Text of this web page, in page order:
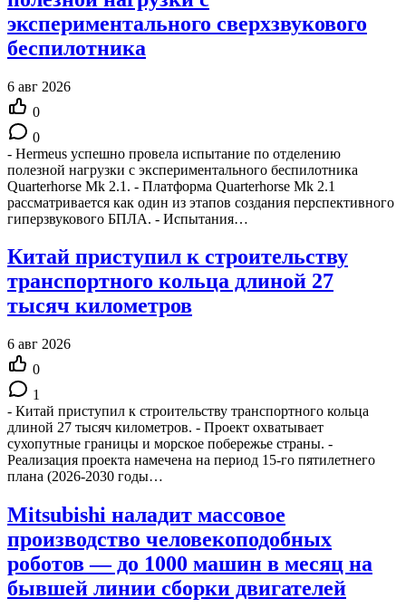
экспериментального сверхзвукового
беспилотника
6 авг 2026
0
0
- Hermeus успешно провела испытание по отделению
полезной нагрузки с экспериментального беспилотника
Quarterhorse Mk 2.1. - Платформа Quarterhorse Mk 2.1
рассматривается как один из этапов создания перспективного
гиперзвукового БПЛА. - Испытания…
Китай приступил к строительству
транспортного кольца длиной 27
тысяч километров
6 авг 2026
0
1
- Китай приступил к строительству транспортного кольца
длиной 27 тысяч километров. - Проект охватывает
сухопутные границы и морское побережье страны. -
Реализация проекта намечена на период 15-го пятилетнего
плана (2026-2030 годы…
Mitsubishi наладит массовое
производство человекоподобных
роботов — до 1000 машин в месяц на
бывшей линии сборки двигателей